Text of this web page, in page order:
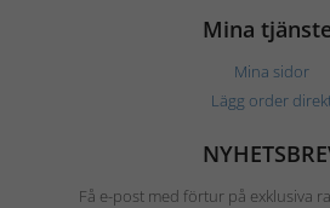
Mina
Mina sidor
Lägg order
Få e-post med förtur på exklusiva